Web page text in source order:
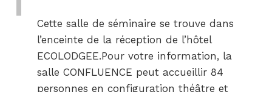
Cette salle de séminaire se trouve dans
l’enceinte de la réception de l’hôtel
ECOLODGEE.Pour votre information, la
salle CONFLUENCE peut accueillir 84
personnes en configuration théâtre et